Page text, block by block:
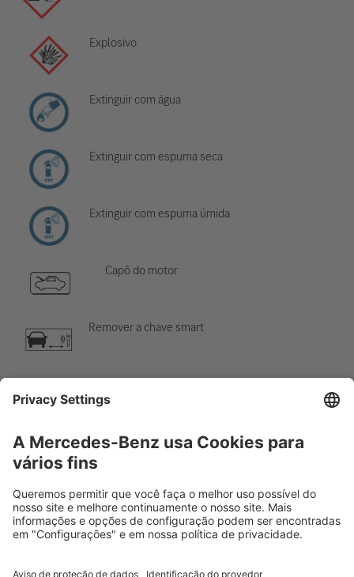
Explosivo
Extinguir com água
Extinguir com espuma seca
Extinguir com espuma úmida
Capô do motor
Remover a chave smart
Sistema de ar-condicionado
Perigo, baixa temperatura